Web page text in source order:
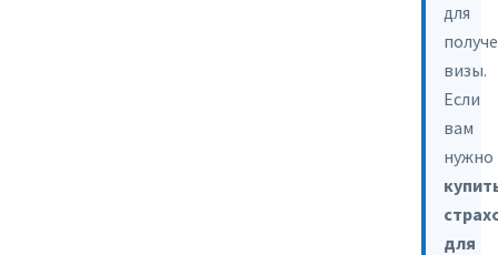
для
визы.
Если
вам
нужно
для